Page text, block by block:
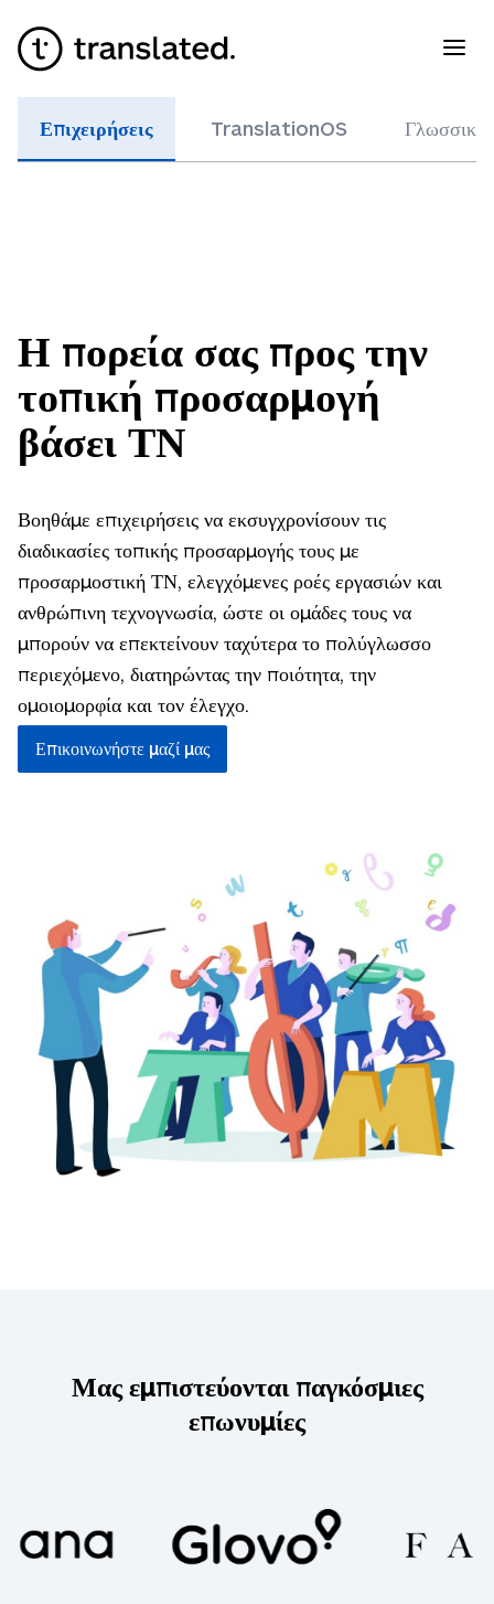
Επιχειρήσεις TranslationOS
Η πορεία σας προς την
τοπική προσαρμογή
βάσει ΤΝ
Βοηθάμε επιχειρήσεις να εκσυγχρονίσουν τις
διαδικασίες τοπικής προσαρμογής τους με
προσαρμοστική ΤΝ, ελεγχόμενες ροές εργασιών και
ανθρώπινη τεχνογνωσία, ώστε οι ομάδες τους να
μπορούν να επεκτείνουν ταχύτερα το πολύγλωσσο
περιεχόμενο, διατηρώντας την ποιότητα, την
ομοιομορφία και τον έλεγχο.
Επικοινωνήστε μαζί μας
Μας εμπιστεύονται παγκόσμιες
επωνυμίες